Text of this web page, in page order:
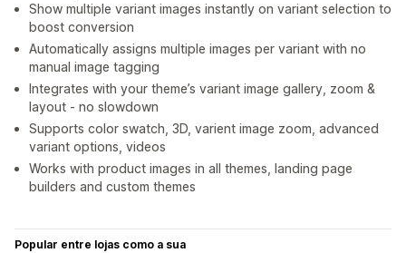
Show multiple variant images instantly on variant selection to
boost conversion
Automatically assigns multiple images per variant with no
manual image tagging
Integrates with your theme’s variant image gallery, zoom &
layout - no slowdown
Supports color swatch, 3D, varient image zoom, advanced
variant options, videos
Works with product images in all themes, landing page
builders and custom themes
Popular entre lojas como a sua